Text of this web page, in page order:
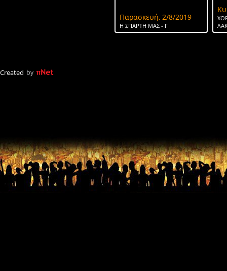
Παρασκευή, 2/8/2019
H ΣΠΑΡΤΗ ΜΑΣ - Γ
Created